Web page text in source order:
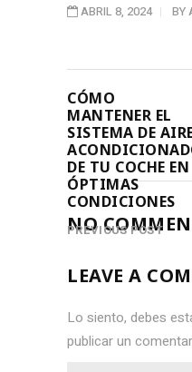
ABRIL 8, 2024 BY
CÓMO
MANTENER EL
SISTEMA DE
DE TU COCHE EN
ÓPTIMAS
CONDICIONES
PREVIOUS POST
NO
LEAVE A
Lo siento, debes
publicar un